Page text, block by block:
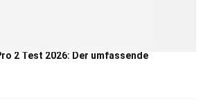
2 Test 2026: Der umfassende